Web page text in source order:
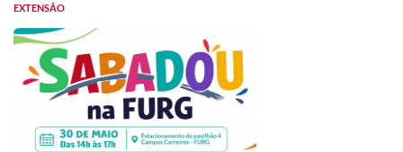
EXTENSÃO